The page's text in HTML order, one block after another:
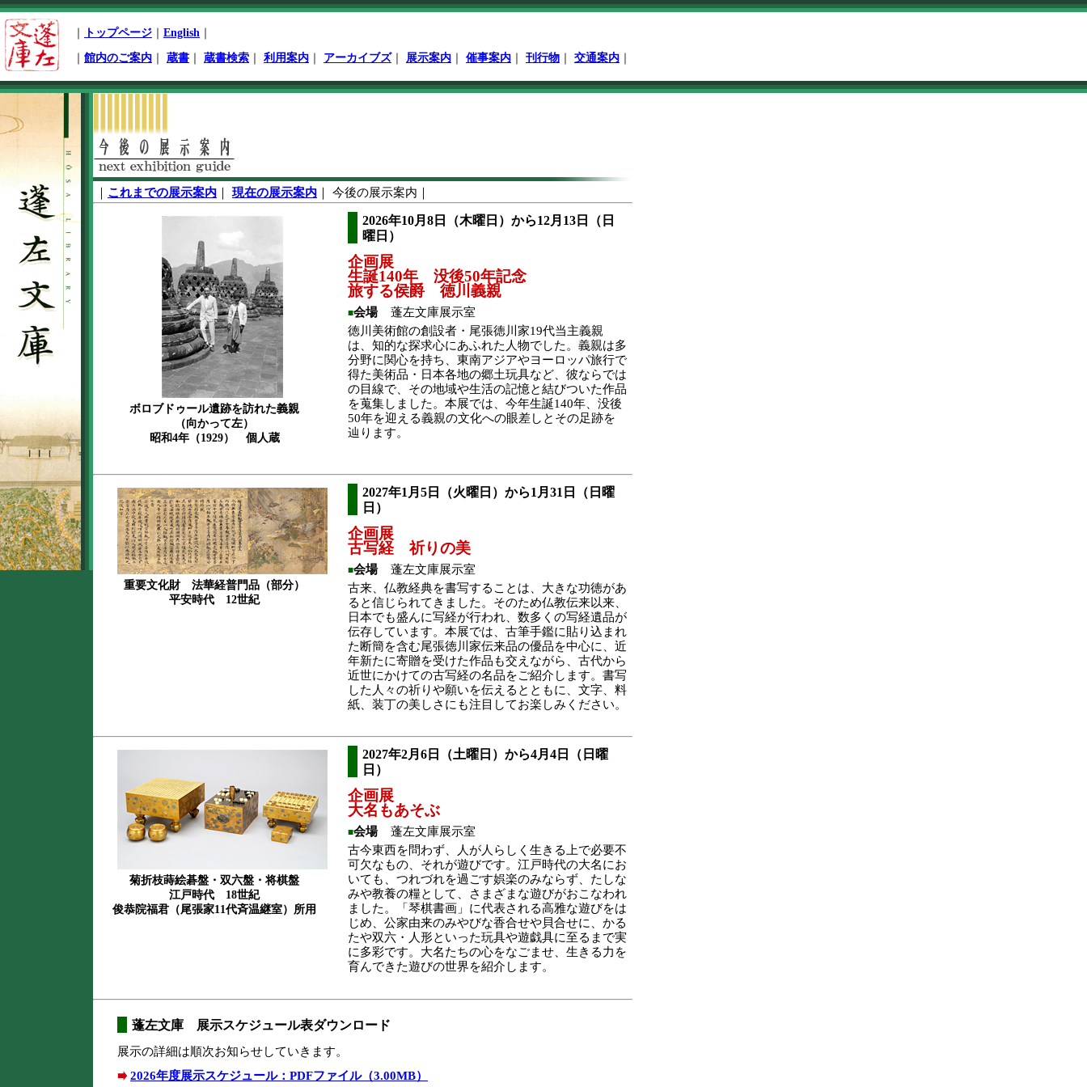
ペ
ー
ジ
先
頭
トップページ English
館内のご案内 蔵書 蔵書検索 利用案内 アーカイブズ｜ 展示案内 催事案内 刊行物 交通案内
開
始
｜ これまでの展示案内 ｜ 現在の展示案内 ｜ 今後の展示案内｜
ボロブドゥール遺跡を訪れた義親
（向かって左）
昭和4年（1929） 個人蔵
2026年10月8日（木曜日）から12月13日（日
曜日）
企画展
生誕140年 没後50年記念
旅する侯爵 徳川義親
■会場
蓬左文庫展示室
徳川美術館の創設者・尾張徳川家19代当主義親
は、知的な探求心にあふれた人物でした。義親は多
分野に関心を持ち、東南アジアやヨーロッパ旅行で
得た美術品・日本各地の郷土玩具など、彼ならでは
の目線で、その地域や生活の記憶と結びついた作品
を蒐集しました。本展では、今年生誕140年、没後
50年を迎える義親の文化への眼差しとその足跡を
辿ります。
重要文化財 法華経普門品（部分）
平安時代 12世紀
2027年1月5日（火曜日）から1月31日（日曜
日）
企画展
古写経 祈りの美
■会場
蓬左文庫展示室
古来、仏教経典を書写することは、大きな功徳があ
ると信じられてきました。そのため仏教伝来以来、
日本でも盛んに写経が行われ、数多くの写経遺品が
伝存しています。本展では、古筆手鑑に貼り込まれ
た断簡を含む尾張徳川家伝来品の優品を中心に、近
年新たに寄贈を受けた作品も交えながら、古代から
近世にかけての古写経の名品をご紹介します。書写
した人々の祈りや願いを伝えるとともに、文字、料
紙、装丁の美しさにも注目してお楽しみください。
菊折枝蒔絵碁盤・双六盤・将棋盤
江戸時代 18世紀
俊恭院福君（尾張家11代斉温継室）所用
2027年2月6日（土曜日）から4月4日（日曜
日）
企画展
大名もあそぶ
■会場
蓬左文庫展示室
古今東西を問わず、人が人らしく生きる上で必要不
可欠なもの、それが遊びです。江戸時代の大名にお
いても、つれづれを過ごす娯楽のみならず、たしな
みや教養の糧として、さまざまな遊びがおこなわれ
ました。「琴棋書画」に代表される高雅な遊びをは
じめ、公家由来のみやびな香合せや貝合せに、かる
たや双六・人形といった玩具や遊戯具に至るまで実
に多彩です。大名たちの心をなごませ、生きる力を
育んできた遊びの世界を紹介します。
蓬左文庫 展示スケジュール表ダウンロード
展示の詳細は順次お知らせしていきます。
2026年度展示スケジュール：PDFファイル（3.00MB）